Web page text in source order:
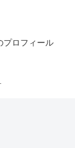
プロフィール